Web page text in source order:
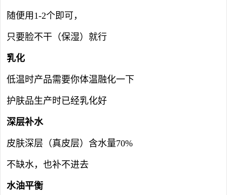
随便用1-2个即可，
只要脸不干（保湿）就行
乳化
低温时产品需要你体温融化一下
护肤品生产时已经乳化好
深层补水
皮肤深层（真皮层）含水量70%
不缺水，也补不进去
水油平衡